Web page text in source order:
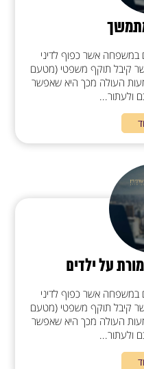
אשר כפוף לדיני
קיבל תוקף משפטי (מטעם
העולה מכך היא שאפשר
ולעתור...
על ילדים
אשר כפוף לדיני
קיבל תוקף משפטי (מטעם
העולה מכך היא שאפשר
ולעתור...